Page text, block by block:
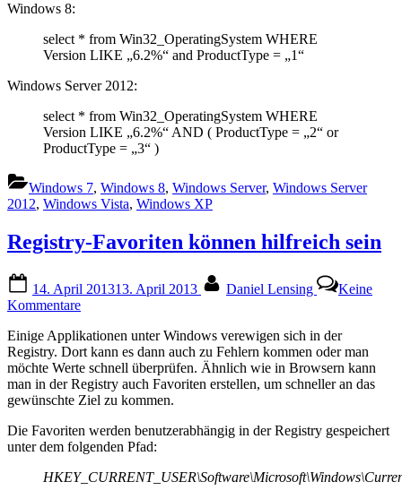
Windows 8:
select * from Win32_OperatingSystem WHERE
Version LIKE „6.2%“ and ProductType = „1“
Windows Server 2012:
select * from Win32_OperatingSystem WHERE
Version LIKE „6.2%“ AND ( ProductType = „2“ or
ProductType = „3“ )
Windows 7, Windows 8, Windows Server, Windows Server
2012, Windows Vista, Windows XP
Registry-Favoriten können hilfreich sein
on
14. April 201313. April 2013 Daniel Lensing
Keine
Kommentarezu
Favoriten
können
hilfreich
sein
Einige Applikationen unter Windows verewigen sich in der
Registry. Dort kann es dann auch zu Fehlern kommen oder man
möchte Werte schnell überprüfen. Ähnlich wie in Browsern kann
man in der Registry auch Favoriten erstellen, um schneller an das
gewünschte Ziel zu kommen.
Die Favoriten werden benutzerabhängig in der Registry gespeichert
unter dem folgenden Pfad: